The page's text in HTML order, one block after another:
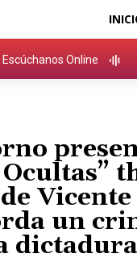
Escúchanos Online
Ocultas”
Vicente
un
dictadura